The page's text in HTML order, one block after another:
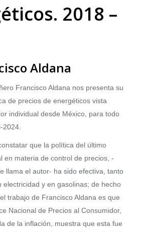
2018 –
Aldana
Francisco Aldana nos presenta su
de precios de energéticos vista
individual desde México, para todo
2024.
que la política del último
en materia de control de precios, -
llama el autor- ha sido efectiva, tanto
electricidad y en gasolinas; de hecho
trabajo de Francisco Aldana es que
Nacional de Precios al Consumidor,
de la inflación, muestra que esta fue